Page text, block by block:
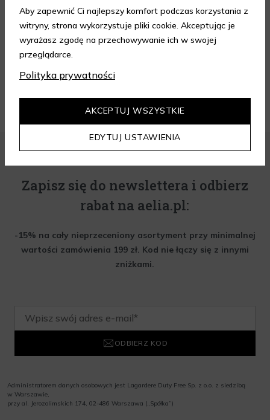
Wybór odpowiedniego kremu do twarzy to kluczowy krok w
codziennej pielęgnacji skóry, który może znacząco wpłynąć na
jej wygląd i kondycję. Warto znać składniki i właściwości kremów
oraz wiedzieć, jak dopasować je do potrzeb własnej skóry.
Poniżej znajdziesz kilka porad, które pomogą ci wybrać idealny
krem do twarzy.
Czytaj dalej
ZOBACZ WIĘCEJ
Zapisz się do newslettera i odbierz
rabat na aelia.pl:
-15% na cały nieprzeceniony asortyment przy minimalnej
wartości zamówienia 199 zł. Kod nie łączy się z innymi
zniżkami.
ODBIERZ KOD
Administratorem danych osobowych jest Lagardere Duty Free Sp. z o.o. z siedzibą
w Warszawie,
przy al. Jerozolimskich 174, 02-486 Warszawa („Spółka”)
Aby zapewnić Ci najlepszy komfort podczas korzystania z
witryny, strona wykorzystuje pliki cookie. Akceptując je
wyrażasz zgodę na przechowywanie ich w swojej
przeglądarce.
Polityka prywatności
EDYTUJ USTAWIENIA
AKCEPTUJ WSZYSTKIE